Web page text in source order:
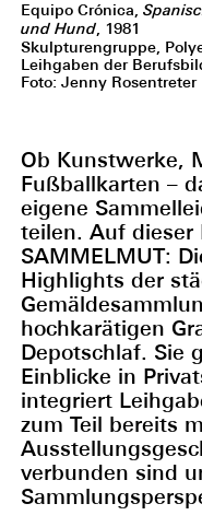
Equipo Crónica,
und Hund, 1981
Skulpturengruppe,
Leihgaben der
Foto: Jenny Rosentreter
Ob Kunstwerke,
Fußballkarten –
eigene
teilen. Auf dieser
SAMMELMUT:
Highlights der
hochkarätigen
Depotschlaf. Sie
Einblicke in
integriert
zum Teil bereits
verbunden sind